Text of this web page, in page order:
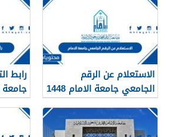
الاستعلام عن الرقم
الجامعي جامعة الامام 1448
رابط
جامعة